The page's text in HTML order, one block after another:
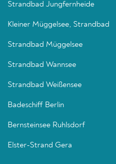
Strandbad Jungfernheide
Kleiner Müggelsee, Strandbad
Strandbad Müggelsee
Strandbad Wannsee
Strandbad Weißensee
Badeschiff Berlin
Bernsteinsee Ruhlsdorf
Elster-Strand Gera